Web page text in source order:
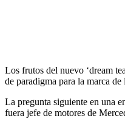
Los frutos del nuevo ‘dream
de paradigma para la marca
La pregunta siguiente en una
fuera jefe de motores de